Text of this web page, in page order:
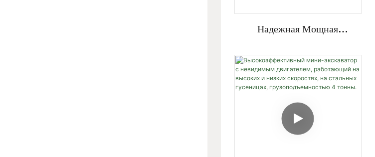
Надежная Мощная
Закрытая Кабина,
Поворотная Стрела,
Мини-Экскаватор
Грузоподъемностью 4
Тонны.